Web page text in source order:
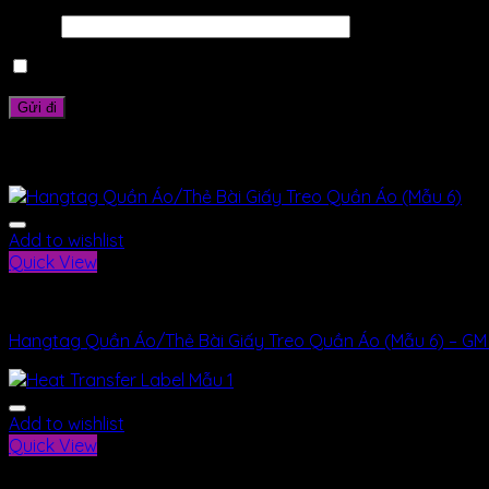
Add to wishlist
Quick View
Hangtag Quần Áo/Thẻ Bài Giấy Treo Quần Áo (Mẫu 6) – GM
Add to wishlist
Quick View